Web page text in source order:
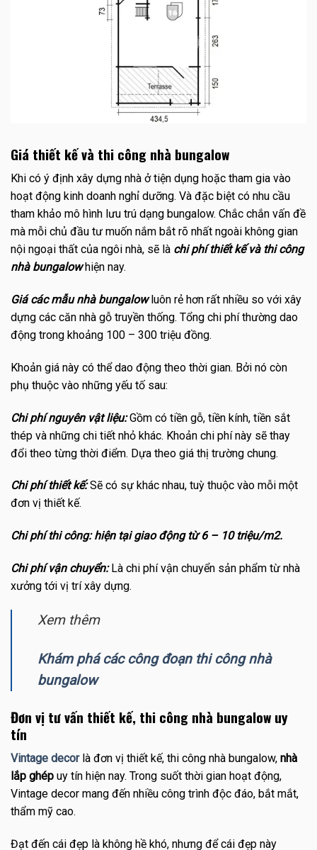
Giá thiết kế và thi công nhà bungalow
Khi có ý định xây dựng nhà ở tiện dụng hoặc tham gia vào
hoạt động kinh doanh nghỉ dưỡng. Và đặc biệt có nhu cầu
tham khảo mô hình lưu trú dạng bungalow. Chắc chắn vấn đề
mà mỗi chủ đầu tư muốn nắm bắt rõ nhất ngoài không gian
nội ngoại thất của ngôi nhà, sẽ là chi phí thiết kế và thi công
nhà bungalowhiện nay.
Giá các mẫu nhà bungalowluôn rẻ hơn rất nhiều so với xây
dựng các căn nhà gỗ truyền thống. Tổng chi phí thường dao
động trong khoảng 100 – 300 triệu đồng.
Khoản giá này có thể dao động theo thời gian. Bởi nó còn
phụ thuộc vào những yếu tố sau:
Chi phí nguyên vật liệu:Gồm có tiền gỗ, tiền kính, tiền sắt
thép và những chi tiết nhỏ khác. Khoản chi phí này sẽ thay
đổi theo từng thời điểm. Dựa theo giá thị trường chung.
Chi phí thiết kế:Sẽ có sự khác nhau, tuỳ thuộc vào mỗi một
đơn vị thiết kế.
Chi phí thi công: hiện tại giao động từ 6 – 10 triệu/m2.
Chi phí vận chuyển:Là chi phí vận chuyển sản phẩm từ nhà
xưởng tới vị trí xây dựng.
Xem thêm
Khám phá các công đoạn thi công nhà
bungalow
Đơn vị tư vấn thiết kế, thi công nhà bungalow uy
tín
Vintage decor là đơn vị thiết kế, thi công nhà bungalow, nhà
lắp ghép uy tín hiện nay. Trong suốt thời gian hoạt động,
Vintage decor mang đến nhiều công trình độc đáo, bắt mắt,
thẩm mỹ cao.
Đạt đến cái đẹp là không hề khó, nhưng để cái đẹp này